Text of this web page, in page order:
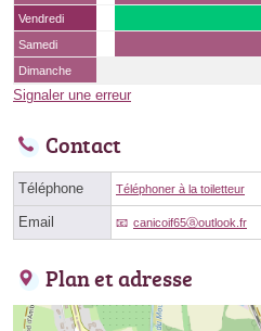
Vendredi
Samedi
Dimanche
Signaler une erreur
Contact
Téléphone Téléphoner à la toiletteur
Email canicoif65ⓐoutlook.fr
Plan et adresse